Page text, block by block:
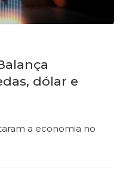
dólar e
a economia no